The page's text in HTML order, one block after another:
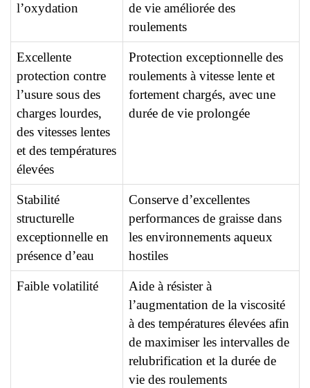
l’oxydation
de vie améliorée des
roulements
Excellente
protection contre
l’usure sous des
charges lourdes,
des vitesses lentes
et des températures
élevées
Protection exceptionnelle des
roulements à vitesse lente et
fortement chargés, avec une
durée de vie prolongée
Stabilité
structurelle
exceptionnelle en
présence d’eau
Conserve d’excellentes
performances de graisse dans
les environnements aqueux
hostiles
Faible volatilité
Aide à résister à
l’augmentation de la viscosité
à des températures élevées afin
de maximiser les intervalles de
relubrification et la durée de
vie des roulements